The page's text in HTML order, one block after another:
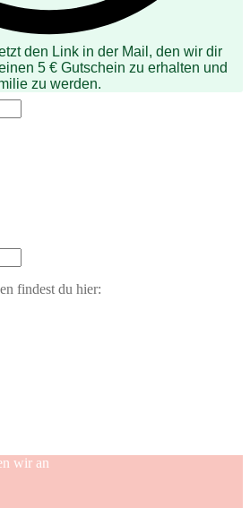
den Link in der Mail, den wir dir
5 € Gutschein zu erhalten und
zu werden.
findest du hier:
wir an